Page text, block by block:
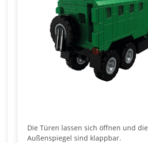
Die Türen lassen sich öffnen und die
Außenspiegel sind klappbar.